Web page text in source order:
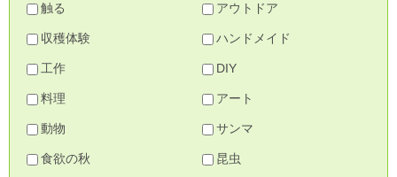
触る アウトドア
収穫体験 ハンドメイド
工作 DIY
料理 アート
動物 サンマ
食欲の秋 昆虫